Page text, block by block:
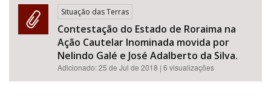
Tema
Situação das Terras
Contestação do Estado de Roraima na
Ação Cautelar Inominada movida por
Nelindo Galé e José Adalberto da Silva.
Adicionado:25 de Jul de 2018 | 6 visualizações